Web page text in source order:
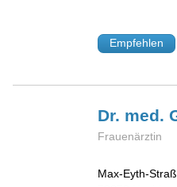
Empfehlen
Dr. med.
Frauenärztin
Max-Eyth-